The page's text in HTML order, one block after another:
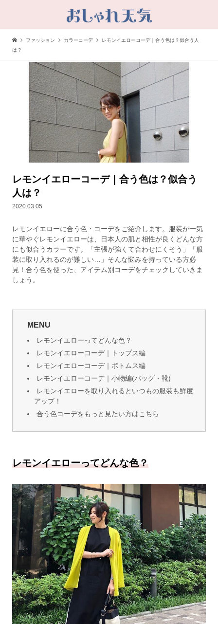
ファッション カラーコーデ
レモンイエローコーデ｜合う色は？似合う人
は？
レモンイエローコーデ｜合う色は？似合う
人は？
2020.03.05
レモンイエローに合う色・コーデをご紹介します。服装が一気
に華やぐレモンイエローは、日本人の肌と相性が良くどんな方
にも似合うカラーです。「主張が強くて合わせにくそう」「服
装に取り入れるのが難しい…」そんな悩みを持っている方必
見！合う色を使った、アイテム別コーデをチェックしていきま
しょう。
MENU
レモンイエローってどんな色？
レモンイエローコーデ｜トップス編
レモンイエローコーデ｜ボトムス編
レモンイエローコーデ｜小物編(バッグ・靴)
レモンイエローを取り入れるといつもの服装も鮮度
アップ！
合う色コーデをもっと見たい方はこちら
レモンイエローってどんな色？